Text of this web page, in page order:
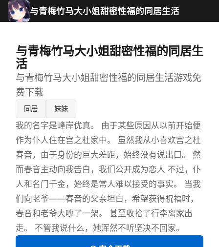
与青梅竹马大小姐甜密性福的同居生活
与青梅竹马大小姐甜密性福的同居生
活
与青梅竹马大小姐甜密性福的同居生活游戏免
费下载
同居 妹妹
我的名字是峰岸优真。 由于某些原因从以前开始便
作为仆人住在宫之杜家中。 虽然我从小喜欢宫之杜
春音，由于身份的巨大差距，始终没有说出口。 然
而春音主动向我告白，我们公开成为恋人 不过，仆
人和名门千金，始终是常人难以接受的事实。 当我
们向老爷——春音的父亲坦白，希望获得祝福时，
春音和老爷大吵了一架。 甚至收拾了行李离家出
走。 不管我说什么，她浑然不听坚决不回家。